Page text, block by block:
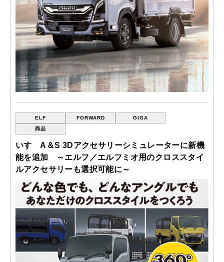
ELF FORWARD
GIGA
商品
いすゞA＆S 3Dアクセサリーシミュレーターに新機
能を追加 ～エルフ／エルフミオ用のクロススタイ
ルアクセサリーも選択可能に～